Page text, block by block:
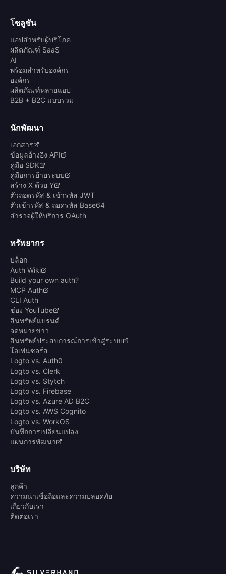
โซลูชัน
แอปสำหรับผู้บริโภค
ผลิตภัณฑ์ SaaS
AI
พร้อมสำหรับองค์กร
องค์กร
ผลิตภัณฑ์หลายแอป
B2B + B2C แบบรวม
นักพัฒนา
เอกสาร
ข้อมูลอ้างอิง API
คู่มือ SDK
คู่มือการย้ายระบบ
สร้าง X ด้วย Y
ตัวถอดรหัส & เข้ารหัส JWT
ตัวเข้ารหัส & ถอดรหัส Base64
สำรวจผู้ให้บริการ OAuth
ทรัพยากร
บล็อก
Auth Wiki
Build your own auth?
MCP Auth
CLI Auth
ช่อง YouTube
สินทรัพย์แบรนด์
จดหมายข่าว
สินทรัพย์ประสบการณ์การเข้าสู่ระบบ
โอเพ่นซอร์ส
Logto vs. Auth0
Logto vs. Clerk
Logto vs. Stytch
Logto vs. Firebase
Logto vs. Azure AD B2C
Logto vs. AWS Cognito
Logto vs. WorkOS
บันทึกการเปลี่ยนแปลง
แผนการพัฒนา
บริษัท
ลูกค้า
ความน่าเชื่อถือและความปลอดภัย
เกี่ยวกับเรา
ติดต่อเรา